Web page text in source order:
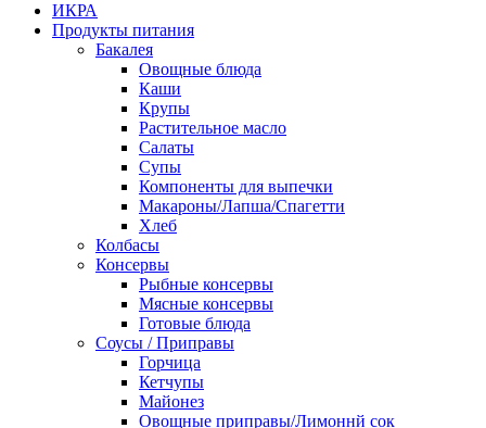
ИКРА
Продукты питания
Бакалея
Овощные блюда
Каши
Крупы
Растительное масло
Салаты
Супы
Компоненты для выпечки
Макароны/Лапша/Спагетти
Хлеб
Колбасы
Консервы
Рыбные консервы
Мясные консервы
Готовые блюда
Соусы / Приправы
Горчица
Кетчупы
Майонез
Овощные приправы/Лимоннй сок